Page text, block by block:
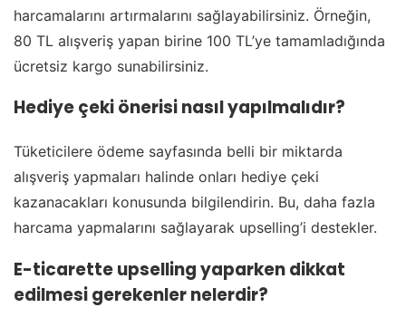
harcamalarını artırmalarını sağlayabilirsiniz. Örneğin,
80 TL alışveriş yapan birine 100 TL’ye tamamladığında
ücretsiz kargo sunabilirsiniz.
Hediye çeki önerisi nasıl yapılmalıdır?
Tüketicilere ödeme sayfasında belli bir miktarda
alışveriş yapmaları halinde onları hediye çeki
kazanacakları konusunda bilgilendirin. Bu, daha fazla
harcama yapmalarını sağlayarak upselling’i destekler.
E-ticarette upselling yaparken dikkat
edilmesi gerekenler nelerdir?